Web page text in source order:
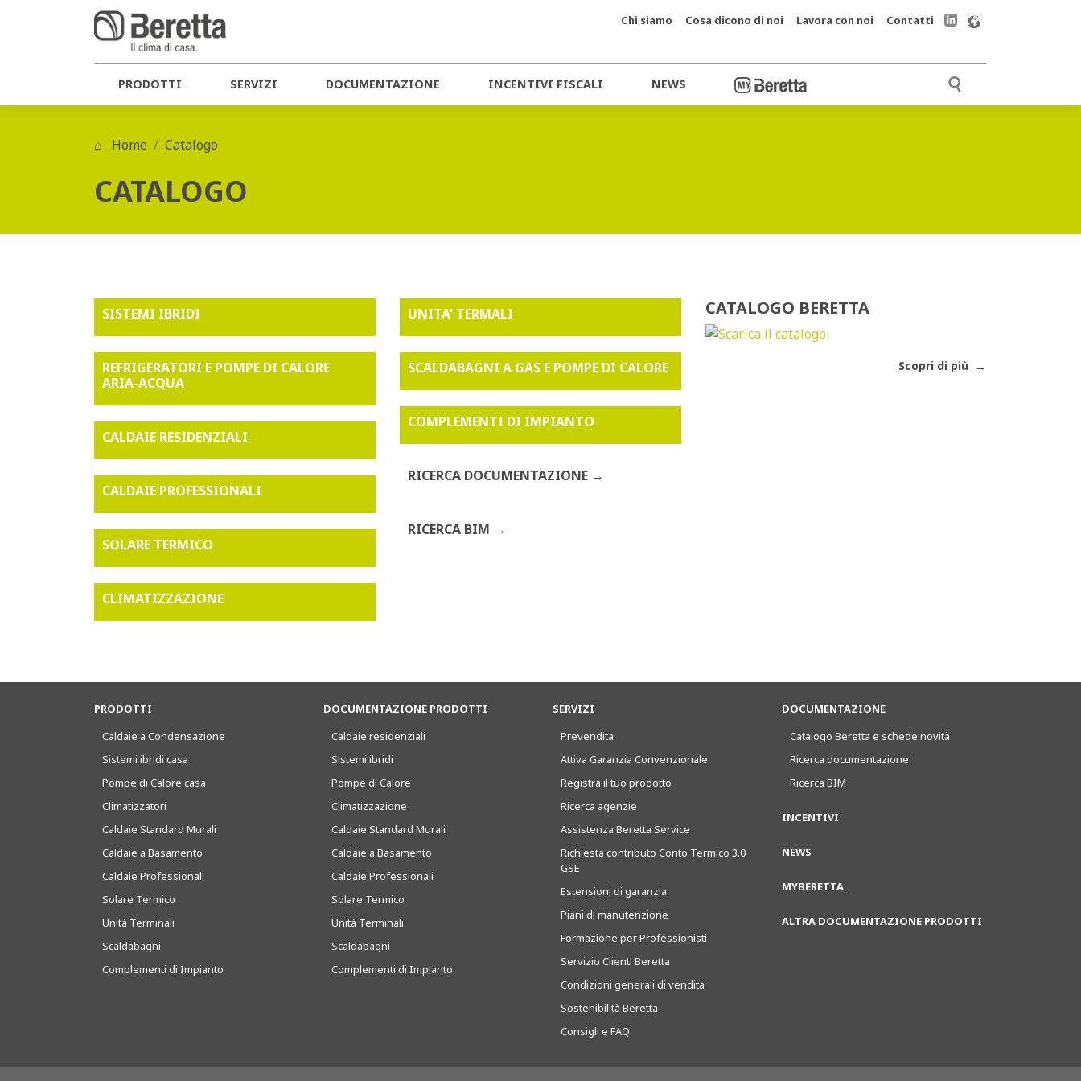
PRODOTTI SERVIZI DOCUMENTAZIONE INCENTIVI FISCALI NEWS
Chi siamo Cosa dicono di noi Lavora con noi Contatti
Home Catalogo
CATALOGO
SISTEMI IBRIDI
REFRIGERATORI E POMPE DI CALORE
ARIA-ACQUA
CALDAIE RESIDENZIALI
CALDAIE PROFESSIONALI
SOLARE TERMICO
CLIMATIZZAZIONE
UNITA' TERMALI
SCALDABAGNI A GAS E POMPE DI CALORE
COMPLEMENTI DI IMPIANTO
RICERCA DOCUMENTAZIONE
RICERCA BIM
CATALOGO BERETTA
Scopri di più
PRODOTTI
Caldaie a Condensazione
Sistemi ibridi casa
Pompe di Calore casa
Climatizzatori
Caldaie Standard Murali
Caldaie a Basamento
Caldaie Professionali
Solare Termico
Unità Terminali
Scaldabagni
Complementi di Impianto
DOCUMENTAZIONE PRODOTTI
Caldaie residenziali
Sistemi ibridi
Pompe di Calore
Climatizzazione
Caldaie Standard Murali
Caldaie a Basamento
Caldaie Professionali
Solare Termico
Unità Terminali
Scaldabagni
Complementi di Impianto
SERVIZI
Prevendita
Attiva Garanzia Convenzionale
Registra il tuo prodotto
Ricerca agenzie
Assistenza Beretta Service
Richiesta contributo Conto Termico 3.0
GSE
Estensioni di garanzia
Piani di manutenzione
Formazione per Professionisti
Servizio Clienti Beretta
Condizioni generali di vendita
Sostenibilità Beretta
Consigli e FAQ
DOCUMENTAZIONE
Catalogo Beretta e schede novità
Ricerca documentazione
Ricerca BIM
INCENTIVI
NEWS
MYBERETTA
ALTRA DOCUMENTAZIONE PRODOTTI